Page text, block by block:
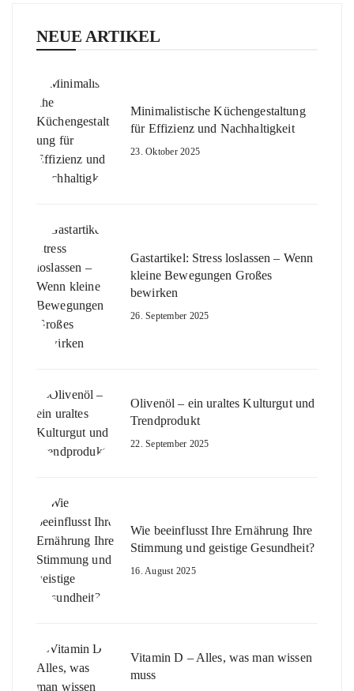
NEUE ARTIKEL
Minimalistische Küchengestaltung
für Effizienz und Nachhaltigkeit
23. Oktober 2025
Gastartikel: Stress loslassen – Wenn
kleine Bewegungen Großes
bewirken
26. September 2025
Olivenöl – ein uraltes Kulturgut und
Trendprodukt
22. September 2025
Wie beeinflusst Ihre Ernährung Ihre
Stimmung und geistige Gesundheit?
16. August 2025
Vitamin D – Alles, was man wissen
muss